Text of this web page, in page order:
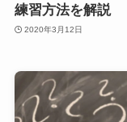
練習方法を解説
2020年3月12日